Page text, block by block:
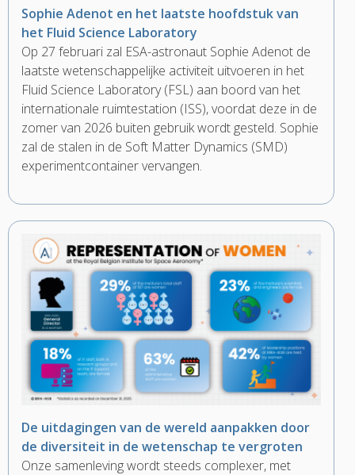
Sophie Adenot en het laatste hoofdstuk van
het Fluid Science Laboratory
Op 27 februari zal ESA-astronaut Sophie Adenot de
laatste wetenschappelijke activiteit uitvoeren in het
Fluid Science Laboratory (FSL) aan boord van het
internationale ruimtestation (ISS), voordat deze in de
zomer van 2026 buiten gebruik wordt gesteld. Sophie
zal de stalen in de Soft Matter Dynamics (SMD)
experimentcontainer vervangen.
De uitdagingen van de wereld aanpakken door
de diversiteit in de wetenschap te vergroten
Onze samenleving wordt steeds complexer, met